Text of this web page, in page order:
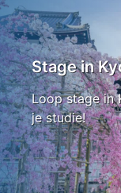
Stage in
Loop stage in
je studie!